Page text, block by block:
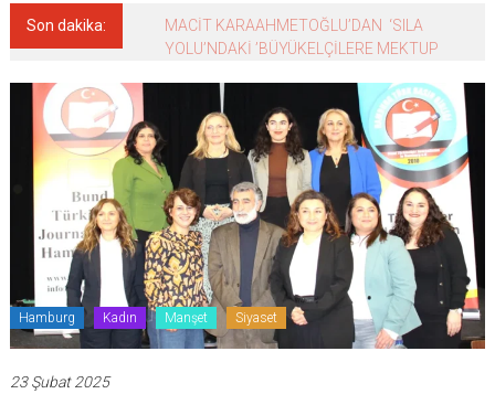
Son dakika:
MACİT KARAAHMETOĞLU’DAN ‘SILA
YOLU’NDAKİ ’BÜYÜKELÇİLERE MEKTUP
Hamburg Kadın Manşet Siyaset
23 Şubat 2025